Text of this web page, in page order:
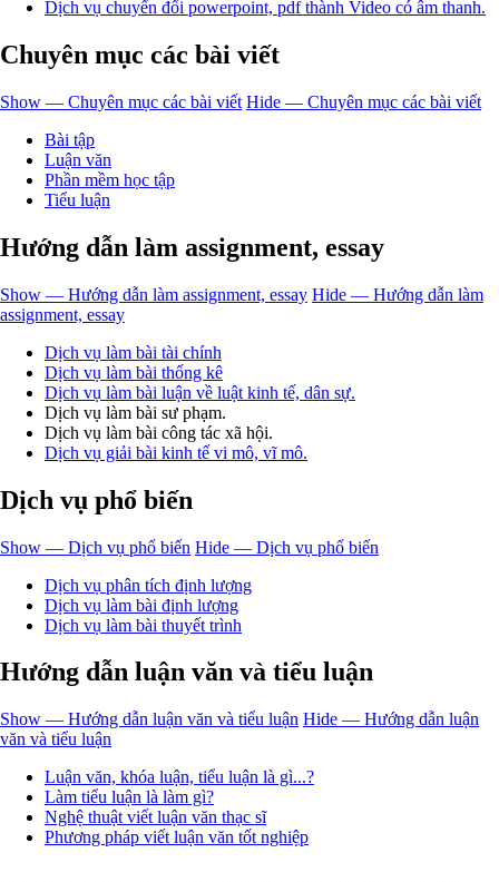
Dịch vụ chuyển đổi powerpoint, pdf thành Video có âm thanh.
Chuyên mục các bài viết
Show — Chuyên mục các bài viết Hide — Chuyên mục các bài viết
Bài tập
Luận văn
Phần mềm học tập
Tiểu luận
Hướng dẫn làm assignment, essay
Show — Hướng dẫn làm assignment, essay Hide — Hướng dẫn làm
assignment, essay
Dịch vụ làm bài tài chính
Dịch vụ làm bài thống kê
Dịch vụ làm bài luận về luật kinh tế, dân sự.
Dịch vụ làm bài sư phạm.
Dịch vụ làm bài công tác xã hội.
Dịch vụ giải bài kinh tế vi mô, vĩ mô.
Dịch vụ phổ biến
Show — Dịch vụ phổ biến Hide — Dịch vụ phổ biến
Dịch vụ phân tích định lượng
Dịch vụ làm bài định lượng
Dịch vụ làm bài thuyết trình
Hướng dẫn luận văn và tiểu luận
Show — Hướng dẫn luận văn và tiểu luận Hide — Hướng dẫn luận
văn và tiểu luận
Luận văn, khóa luận, tiểu luận là gì...?
Làm tiểu luận là làm gì?
Nghệ thuật viết luận văn thạc sĩ
Phương pháp viết luận văn tốt nghiệp